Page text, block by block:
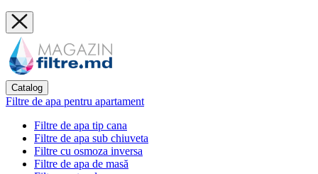
Catalog
Filtre de apa pentru apartament
Filtre de apa tip cana
Filtre de apa sub chiuveta
Filtre cu osmoza inversa
Filtre de apa de masă